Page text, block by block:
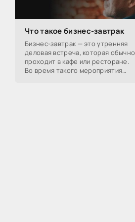
Что такое бизнес-завтрак
Бизнес-завтрак — это утренняя
деловая встреча, которая обычно
проходит в кафе или ресторане.
Во время такого мероприятия